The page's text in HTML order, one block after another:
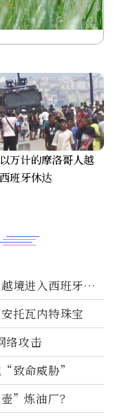
境进入西班牙休
托瓦内特珠宝
络攻击
致命威胁”
”炼油厂？
万计的摩洛哥人越
班牙休达